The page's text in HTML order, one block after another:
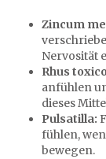
Zincum
Nervosität
Rhus
anfühlen
dieses
Pulsatilla:
fühlen,
bewegen.